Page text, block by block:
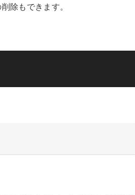
除もできます。